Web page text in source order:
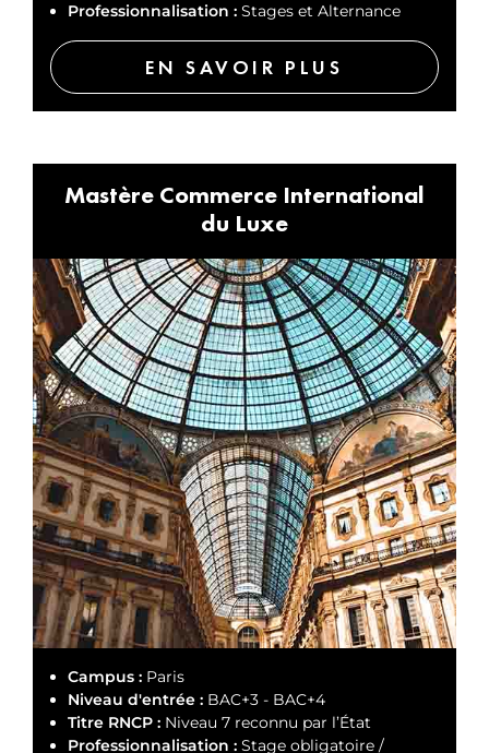
Professionnalisation : Stages et Alternance
EN SAVOIR PLUS
Mastère Commerce International
du Luxe
Campus : Paris
Niveau d'entrée : BAC+3 - BAC+4
Titre RNCP : Niveau 7 reconnu par l’État
Professionnalisation : Stage obligatoire /